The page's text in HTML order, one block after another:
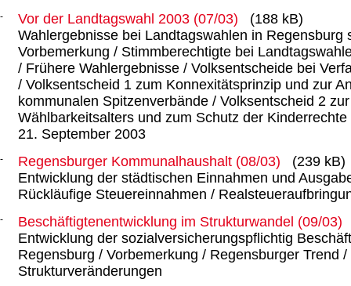
Vor der Landtagswahl 2003 (07/03)
(188 kB)
Wahlergebnisse bei Landtagswahlen in Regensburg
Vorbemerkung / Stimmberechtigte bei
/ Frühere Wahlergebnisse / Volksentscheide bei
/ Volksentscheid 1 zum Konnexitätsprinzip und zur
kommunalen Spitzenverbände / Volksentscheid 2
Wählbarkeitsalters und zum Schutz der
21. September 2003
Regensburger Kommunalhaushalt (08/03)
(239 kB)
Entwicklung der städtischen Einnahmen und
Rückläufige Steuereinnahmen /
Beschäftigtenentwicklung im Strukturwandel (09/03)
Entwicklung der sozialversicherungspflichtig
Regensburg / Vorbemerkung / Regensburger Trend /
Strukturveränderungen